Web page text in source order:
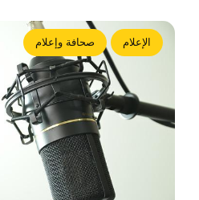
الإعلام صحافة وإعلام